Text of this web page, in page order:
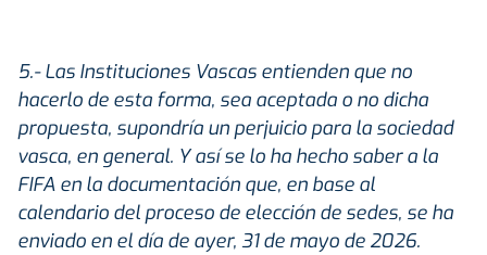
5.- Las Instituciones Vascas entienden que no
hacerlo de esta forma, sea aceptada o no dicha
propuesta, supondría un perjuicio para la sociedad
vasca, en general. Y así se lo ha hecho saber a la
FIFA en la documentación que, en base al
calendario del proceso de elección de sedes, se ha
enviado en el día de ayer, 31 de mayo de 2026.